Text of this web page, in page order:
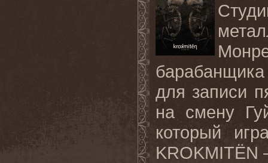
для записи
на смену
который
KROKMITËN